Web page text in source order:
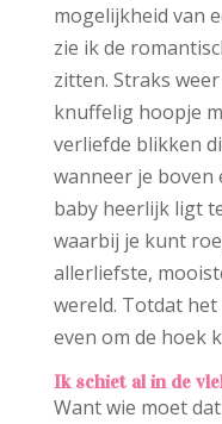
mogelijkheid van
zie ik de
zitten. Straks
knuffelig hoopje
verliefde blikken
wanneer je boven
baby heerlijk ligt
waarbij je kunt
allerliefste,
wereld. Totdat
even om de hoek
Ik schiet al in de
Want wie moet